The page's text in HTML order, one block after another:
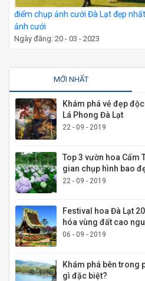
điểm chụp ảnh cưới Đà Lạt đẹp
ảnh cưới
Ngày đăng: 20 - 03 - 2023
MỚI NHẤT
Khám phá vẻ đẹp
Lá Phong Đà Lạt
22 - 09 - 2019
Top 3 vườn hoa Cẩm
gian chụp hình bao
22 - 09 - 2019
Festival hoa Đà Lạt
hóa vùng đất cao
06 - 09 - 2019
Khám phá bên trong
gì đặc biệt?